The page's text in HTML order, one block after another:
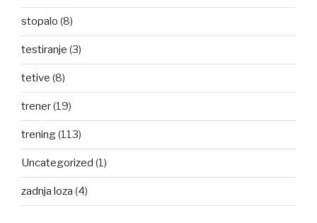
stopalo (8)
testiranje (3)
tetive (8)
trener(19)
trening(113)
Uncategorized (1)
zadnja loza (4)